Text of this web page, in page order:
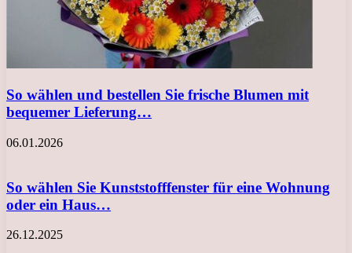
So wählen und bestellen Sie frische Blumen mit
bequemer Lieferung…
06.01.2026
So wählen Sie Kunststofffenster für eine Wohnung
oder ein Haus…
26.12.2025